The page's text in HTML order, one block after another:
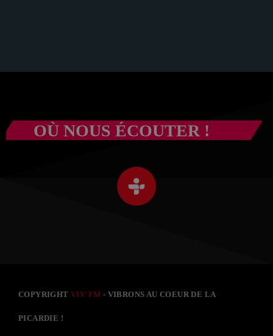
OÙ NOUS ÉCOUTER !
COPYRIGHTVIV'FM - VIBRONS AU COEUR DE LA
PICARDIE !